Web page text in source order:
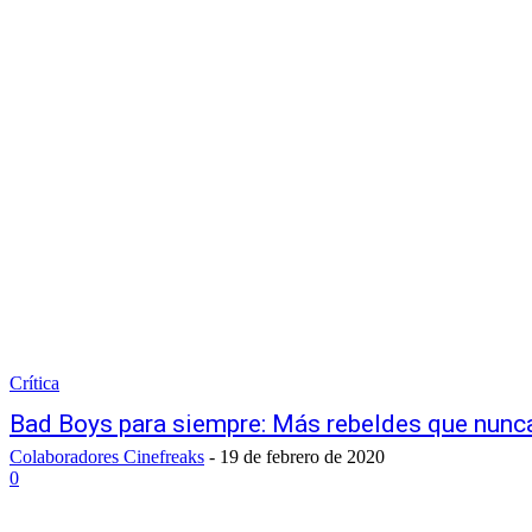
Crítica
Bad Boys para siempre: Más rebeldes que
Colaboradores Cinefreaks - 19 de febrero de 2020
0